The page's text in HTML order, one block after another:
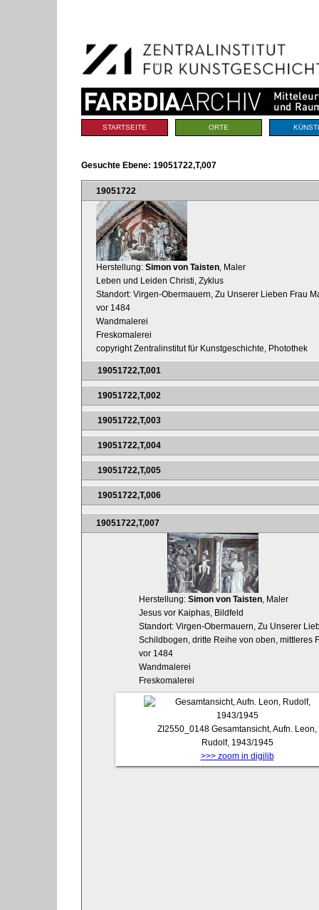
Navigation
Sektionen
STARTSEITE ORTE
Gesuchte Ebene: 19051722,T,007
19051722
Herstellung: Simon von Taisten , Maler
Leben und Leiden Christi, Zyklus
Standort: Virgen-Obermauern, Zu Unserer Lieben Frau
vor 1484
Wandmalerei
Freskomalerei
copyright Zentralinstitut für Kunstgeschichte, Photothek
19051722,T,001
19051722,T,002
19051722,T,003
19051722,T,004
19051722,T,005
19051722,T,006
19051722,T,007
Herstellung: Simon von Taisten, Maler
Jesus vor Kaiphas, Bildfeld
Standort: Virgen-Obermauern, Zu Unserer
Schildbogen, dritte Reihe von oben, mittleres
vor 1484
Wandmalerei
Freskomalerei
ZI2550_0148 Gesamtansicht, Aufn. Leon,
Rudolf, 1943/1945
>>> zoom in digilib